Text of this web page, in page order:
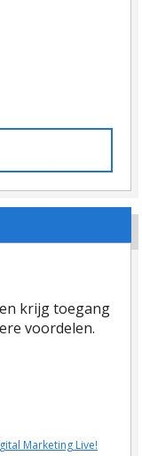
krijg toegang
voordelen.
Marketing Live!